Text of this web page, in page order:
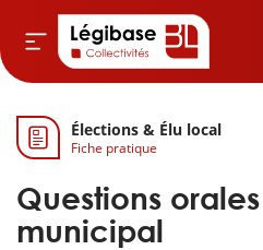
& Cimetières
& Élu local
Élections & Élu local
Fiche pratique
Questions
municipal